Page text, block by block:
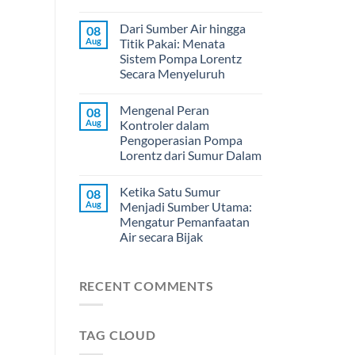
08
Aug
Dari Sumber Air hingga
Titik Pakai: Menata
Sistem Pompa Lorentz
Secara Menyeluruh
08
Aug
Mengenal Peran
Kontroler dalam
Pengoperasian Pompa
Lorentz dari Sumur Dalam
08
Aug
Ketika Satu Sumur
Menjadi Sumber Utama:
Mengatur Pemanfaatan
Air secara Bijak
RECENT COMMENTS
TAG CLOUD